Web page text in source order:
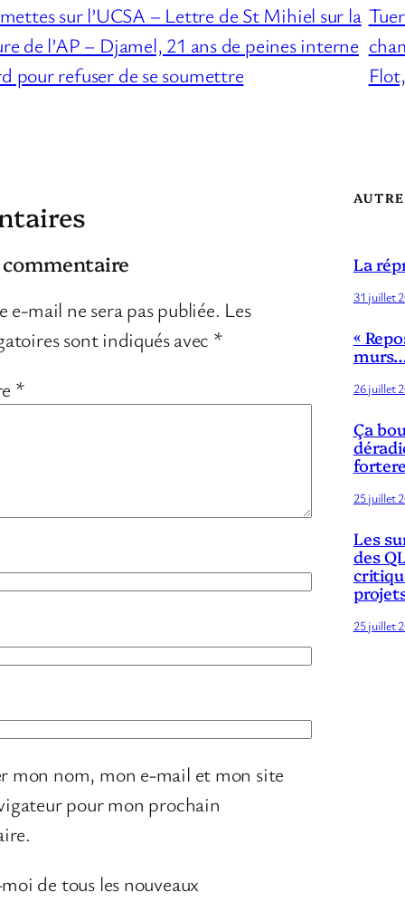
sur l’UCSA – Lettre de St Mihiel sur la
de l’AP – Djamel, 21 ans de peines interne
pour refuser de se soumettre
e-mail ne sera pas publiée. Les
sont indiqués avec *
*
mon nom, mon e-mail et mon site
pour mon prochain
de tous les nouveaux
La
31 juillet
«
26 juillet
Ça
25 juillet
Les
des
25 juillet